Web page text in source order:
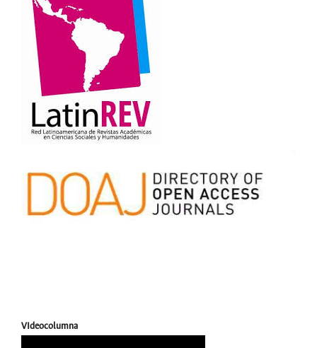
VIdeocolumna